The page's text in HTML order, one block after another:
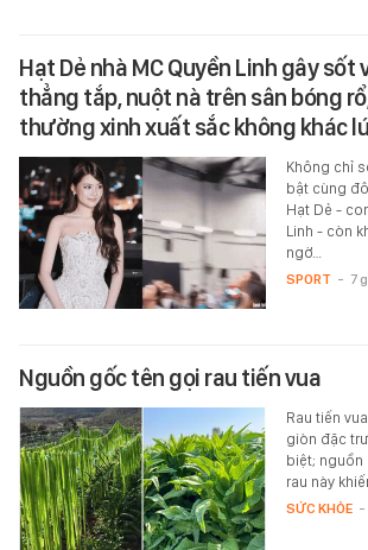
Hạt Dẻ nhà MC Quyền Linh gây sốt
thẳng tắp, nuột nà trên sân bóng
thường xinh xuất sắc không khác
Không chỉ
bật cùng
Hạt Dẻ -
Linh - còn
ngờ…
SPORT - 7
Nguồn gốc tên gọi rau tiến vua
Rau tiến
giòn đặc
biệt; nguồn
rau này
SỨC KHỎE -